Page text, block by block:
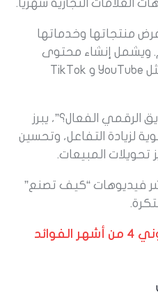
منتجاتها وخدماتها
ويشمل إنشاء محتوى
فيديو للمنصات المختلفة مثل YouTube و TikTok
الرقمي الفعال؟”، يبرز
لزيادة التفاعل، وتحسين
تحويلات المبيعات.
فيديوهات “كيف تصنع”
التسويق الإلكتروني 4 من أشهر الفوائد